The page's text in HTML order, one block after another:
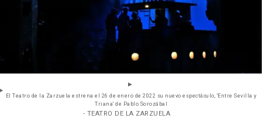
El Teatro de la Zarzuela estrena el 26 de enero de 2022 su nuevo espectáculo, 'Entre Sevilla y
Triana' de Pablo Sorozábal
- TEATRO DE LA ZARZUELA